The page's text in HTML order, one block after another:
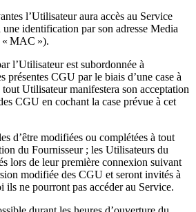
l’Utilisateur aura accès au Service
une identification par son adresse Media
« MAC »).
l’Utilisateur est subordonnée à
présentes CGU par le biais d’une case à
Utilisateur manifestera son acceptation
CGU en cochant la case prévue à cet
d’être modifiées ou complétées à tout
du Fournisseur ; les Utilisateurs du
lors de leur première connexion suivant
modifiée des CGU et seront invités à
ils ne pourront pas accéder au Service.